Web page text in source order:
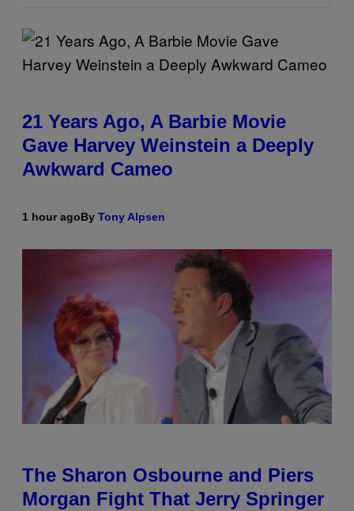
21 Years Ago, A Barbie Movie
Gave Harvey Weinstein a Deeply
Awkward Cameo
1 hour agoBy Tony Alpsen
The Sharon Osbourne and Piers
Morgan Fight That Jerry Springer